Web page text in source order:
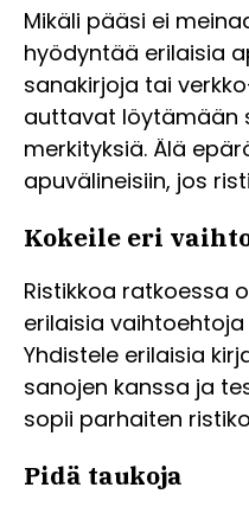
Mikäli pääsi ei
hyödyntää erilaisia
sanakirjoja tai
auttavat löytämään
merkityksiä. Älä
apuvälineisiin, jos
Kokeile eri
Ristikkoa ratkoessa
erilaisia
Yhdistele erilaisia
sanojen kanssa ja
sopii parhaiten
Pidä taukoja